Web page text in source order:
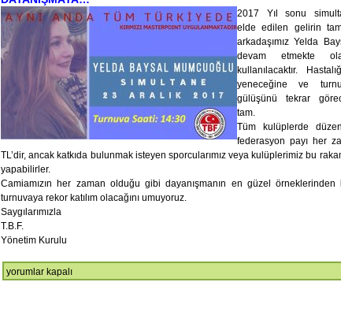
KURULU SONUCU ORGANLAR
ŞU ŞEKİLDE OLUŞMUŞTUR.
GENEL KURUL DUYURUSU
2017 Yıl sonu
elde edilen gelirin
arkadaşımız Yelda
devam etmekte
kullanılacaktır.
yeneceğine ve
gülüşünü tekrar
tam.
Tüm kulüplerde
federasyon payı her
TL’dir, ancak katkıda bulunmak isteyen sporcularımız veya kulüplerimiz bu
yapabilirler.
Camiamızın her zaman olduğu gibi dayanışmanın en güzel
turnuvaya rekor katılım olacağını umuyoruz.
Saygılarımızla
T.B.F.
Yönetim Kurulu
23
yorumlar kapalı